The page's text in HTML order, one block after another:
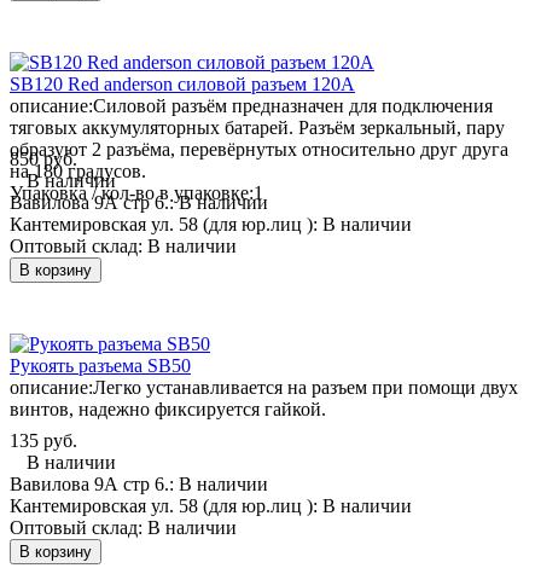
SB120 Red anderson силовой разъем 120А
описание:Силовой разъём предназначен для подключения
тяговых аккумуляторных батарей. Разъём зеркальный, пару
образуют 2 разъёма, перевёрнутых относительно друг друга
на 180 градусов.
Упаковка / кол-во в упаковке:1
850 руб.
В наличии
Вавилова 9А стр 6.:В наличии
Кантемировская ул. 58 (для юр.лиц ): В наличии
Оптовый склад: В наличии
В корзину
Рукоять разъема SB50
описание:Легко устанавливается на разъем при помощи двух
винтов, надежно фиксируется гайкой.
135 руб.
В наличии
Вавилова 9А стр 6.: В наличии
Кантемировская ул. 58 (для юр.лиц ): В наличии
Оптовый склад: В наличии
В корзину